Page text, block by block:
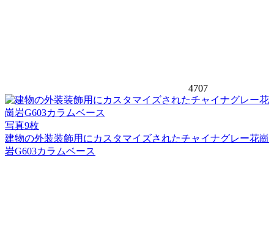
4707
写真9枚
建物の外装装飾用にカスタマイズされたチャイナグレー花崗
岩G603カラムベース